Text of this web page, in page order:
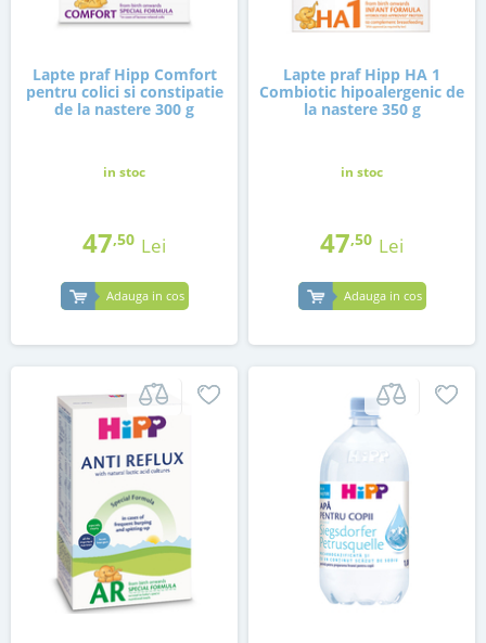
Lapte praf Hipp Comfort
pentru colici si constipatie
de la nastere 300 g
in stoc
47,50 Lei
Adauga in cos
Lapte praf Hipp HA 1
Combiotic hipoalergenic de
la nastere 350 g
in stoc
47,50 Lei
Adauga in cos